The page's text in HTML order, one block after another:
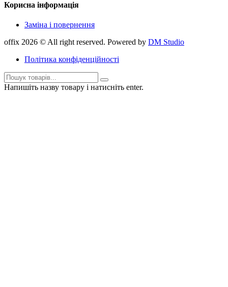
Корисна інформація
Заміна і повернення
offix 2026 © All right reserved. Powered by DM Studio
Політика конфіденційності
Напишіть назву товару і натисніть enter.